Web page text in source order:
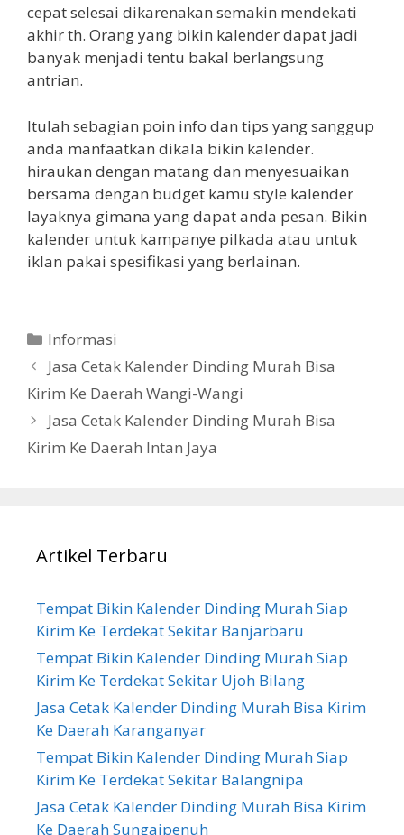
cepat selesai dikarenakan semakin mendekati
akhir th. Orang yang bikin kalender dapat jadi
banyak menjadi tentu bakal berlangsung
antrian.
Itulah sebagian poin info dan tips yang sanggup
anda manfaatkan dikala bikin kalender.
hiraukan dengan matang dan menyesuaikan
bersama dengan budget kamu style kalender
layaknya gimana yang dapat anda pesan. Bikin
kalender untuk kampanye pilkada atau untuk
iklan pakai spesifikasi yang berlainan.
Categories
Informasi
Jasa Cetak Kalender Dinding Murah Bisa
Kirim Ke Daerah Wangi-Wangi
Jasa Cetak Kalender Dinding Murah Bisa
Kirim Ke Daerah Intan Jaya
Artikel Terbaru
Tempat Bikin Kalender Dinding Murah Siap
Kirim Ke Terdekat Sekitar Banjarbaru
Tempat Bikin Kalender Dinding Murah Siap
Kirim Ke Terdekat Sekitar Ujoh Bilang
Jasa Cetak Kalender Dinding Murah Bisa Kirim
Ke Daerah Karanganyar
Tempat Bikin Kalender Dinding Murah Siap
Kirim Ke Terdekat Sekitar Balangnipa
Jasa Cetak Kalender Dinding Murah Bisa Kirim
Ke Daerah Sungaipenuh